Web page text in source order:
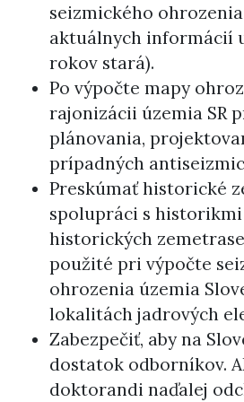
seizmického
aktuálnych informácií
rokov stará).
Po výpočte mapy
rajonizácii územia SR
plánovania,
prípadných
Preskúmať historické
spolupráci s historikmi
historických
použité pri výpočte
ohrozenia územia
lokalitách jadrových
Zabezpečiť, aby na
dostatok odborníkov.
doktorandi naďalej